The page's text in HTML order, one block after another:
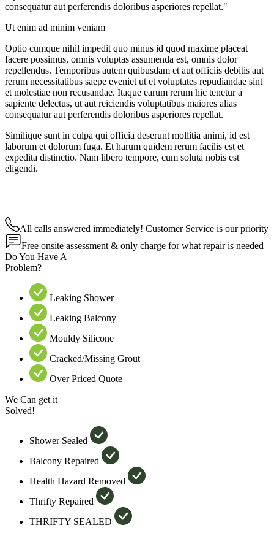
consequatur aut perferendis doloribus asperiores repellat."
Ut enim ad minim veniam
Optio cumque nihil impedit quo minus id quod maxime placeat
facere possimus, omnis voluptas assumenda est, omnis dolor
repellendus. Temporibus autem quibusdam et aut officiis debitis aut
rerum necessitatibus saepe eveniet ut et voluptates repudiandae sint
et molestiae non recusandae. Itaque earum rerum hic tenetur a
sapiente delectus, ut aut reiciendis voluptatibus maiores alias
consequatur aut perferendis doloribus asperiores repellat.
Similique sunt in culpa qui officia deserunt mollitia animi, id est
laborum et dolorum fuga. Et harum quidem rerum facilis est et
expedita distinctio. Nam libero tempore, cum soluta nobis est
eligendi.
All calls answered immediately! Customer Service is our priority
Free onsite assessment & only charge for what repair is needed
Do You Have A
Problem?
Leaking Shower
Leaking Balcony
Mouldy Silicone
Cracked/Missing Grout
Over Priced Quote
We Can get it
Solved!
Shower Sealed
Balcony Repaired
Health Hazard Removed
Thrifty Repaired
THRIFTY SEALED